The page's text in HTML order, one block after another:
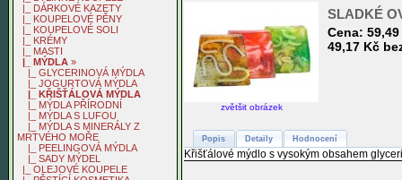
|_ DÁRKOVÉ KAZETY
|_ KOUPELOVÉ PĚNY
|_ KOUPELOVÉ SOLI
|_ KRÉMY
|_ MASTI
|_ MÝDLA »
|_ GLYCERINOVÁ MÝDLA
|_ JOGURTOVÁ MÝDLA
|_ KŘIŠŤÁLOVÁ MÝDLA
|_ MÝDLA PŘÍRODNÍ
|_ MÝDLA S LUFOU
|_ MÝDLA S MINERÁLY Z
MRTVÉHO MOŘE
|_ PEELINGOVÁ MÝDLA
|_ SADY MÝDEL
|_ OLEJOVÉ KOUPELE
zvětšit obrázek
SLADKÉ
Cena:
49,17 Kč
Popis Detaily Hodnocení
Křišťálové mýdlo s vysokým obsahem